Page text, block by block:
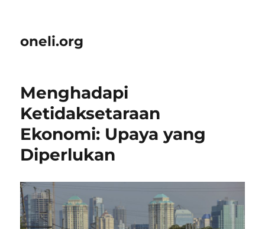
oneli.org
Menghadapi
Ketidaksetaraan
Ekonomi: Upaya yang
Diperlukan